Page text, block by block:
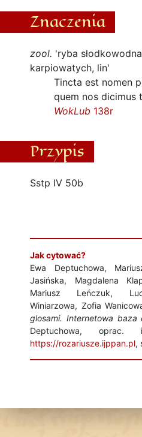
Znaczenia
zool. 'ryba
karpiowatych, lin'
Tincta est nomen
quem nos dicimus
WokLub 138r
Przypis
Sstp IV 50b
Jak cytować?
Ewa Deptuchowa,
Jasińska, Magdalena
Mariusz Leńczuk,
Winiarzowa, Zofia
glosami. Internetowa baza
Deptuchowa, oprac.
https://rozariusze.ijppan.pl,